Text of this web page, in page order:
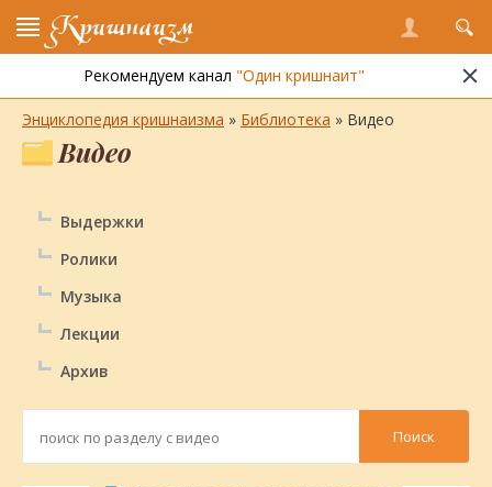
Кришнаизм
Рекомендуем канал "Один кришнаит"
Вернуться в библиотеку
Энциклопедия кришнаизма » Библиотека » Видео
Видео
Выдержки
Ролики
Музыка
Лекции
Архив